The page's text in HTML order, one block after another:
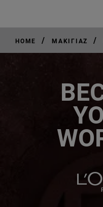
HOME / ΜΑΚΙΓΙΆΖ /